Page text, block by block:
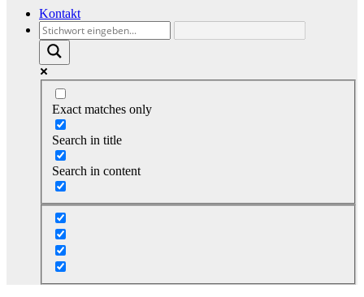
Kontakt
Exact matches only
Search in title
Search in content